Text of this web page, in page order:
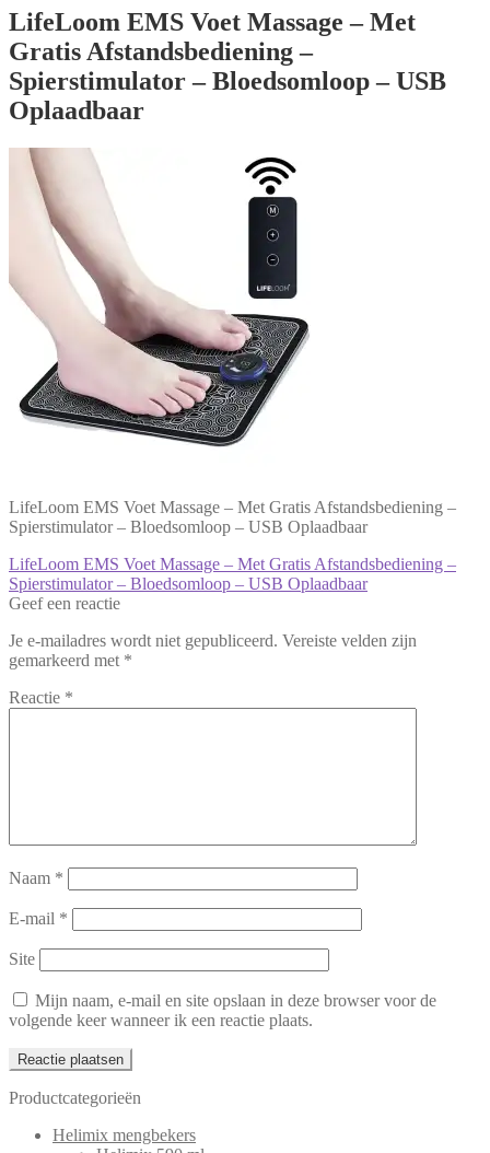
LifeLoom EMS Voet Massage – Met
Gratis Afstandsbediening –
Spierstimulator – Bloedsomloop – USB
Oplaadbaar
LifeLoom EMS Voet Massage – Met Gratis Afstandsbediening –
Spierstimulator – Bloedsomloop – USB Oplaadbaar
Bericht
navigatie
Vorig
bericht:
LifeLoom EMS Voet Massage – Met Gratis Afstandsbediening –
Spierstimulator – Bloedsomloop – USB Oplaadbaar
Geef een reactie
Je e-mailadres wordt niet gepubliceerd. Vereiste velden zijn
gemarkeerd met *
Reactie *
Naam *
E-mail *
Site
Mijn naam, e-mail en site opslaan in deze browser voor de
volgende keer wanneer ik een reactie plaats.
Productcategorieën
Helimix mengbekers